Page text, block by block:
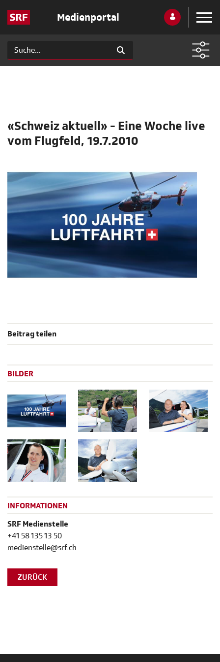
Medienportal
«Schweiz aktuell» - Eine Woche live
vom Flugfeld, 19.7.2010
Beitrag teilen
BILDER
INFORMATIONEN
SRF Medienstelle
+41 58 135 13 50
medienstelle@srf.ch
ZURÜCK